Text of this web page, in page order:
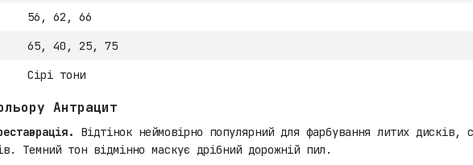
56, 62, 66
65, 40, 25, 75
Сірі тони
Антрацит
Відтінок неймовірно популярний для фарбування литих дисків,
Темний тон відмінно маскує дрібний дорожній пил.